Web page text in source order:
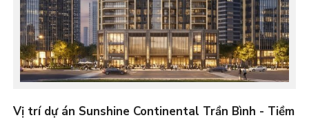
Vị trí dự án Sunshine Continental Trần Bình - Tiềm